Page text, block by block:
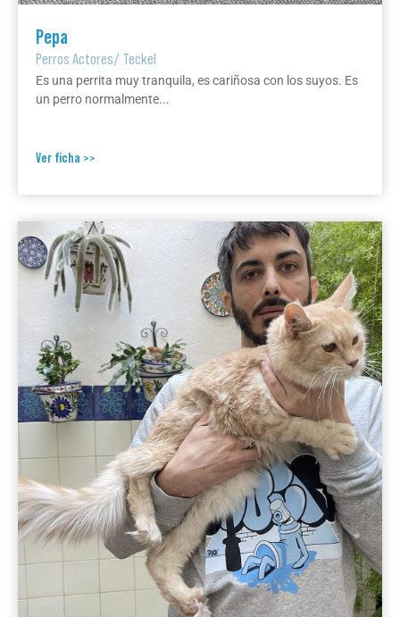
Pepa
Perros Actores/ Teckel
Es una perrita muy tranquila, es cariñosa con los suyos. Es
un perro normalmente...
Ver ficha >>